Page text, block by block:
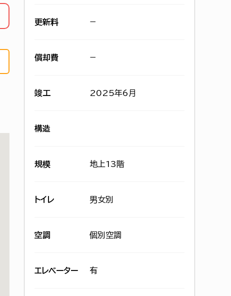
更新料 −
償却費 −
竣工 2025年6月
構造
規模 地上13階
トイレ 男女別
空調 個別空調
エレベーター 有